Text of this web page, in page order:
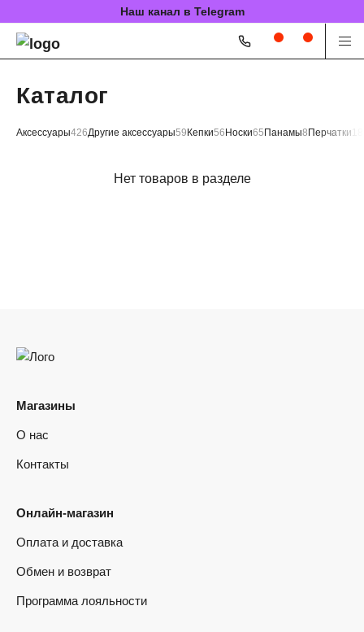
Наш канал в Telegram
Каталог
Аксессуары426Другие аксессуары59 Кепки56 Носки65 Панамы8 Перчатки
Нет товаров в разделе
Магазины
О нас
Контакты
Онлайн-магазин
Оплата и доставка
Обмен и возврат
Программа лояльности